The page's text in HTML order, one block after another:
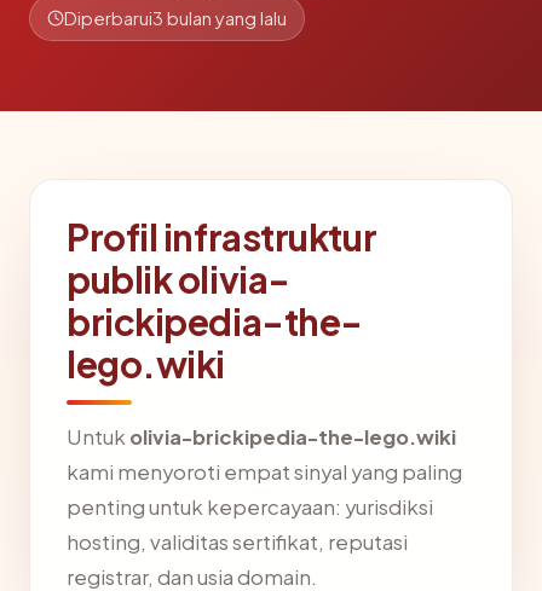
Diperbarui3 bulan yang lalu
Profil infrastruktur
publik olivia-
brickipedia-the-
lego.wiki
Untuk olivia-brickipedia-the-lego.wiki
kami menyoroti empat sinyal yang paling
penting untuk kepercayaan: yurisdiksi
hosting, validitas sertifikat, reputasi
registrar, dan usia domain.